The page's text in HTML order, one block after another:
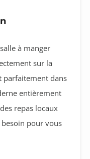
à manger
sur la
parfaitement dans
entièrement
repas locaux
pour vous